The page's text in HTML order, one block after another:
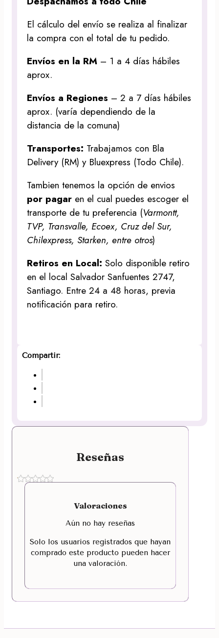
El cálculo del envío se realiza al finalizar
la compra con el total de tu pedido.
Envíos en la RM – 1 a 4 días hábiles
aprox.
Envíos a Regiones – 2 a 7 días hábiles
aprox. (varía dependiendo de la
distancia de la comuna)
Transportes: Trabajamos con Bla
Delivery (RM) y Bluexpress (Todo Chile).
Tambien tenemos la opción de envios
por pagar en el cual puedes escoger el
transporte de tu preferencia (Varmontt,
TVP, Transvalle, Ecoex, Cruz del Sur,
Chilexpress, Starken, entre otros)
Retiros en Local:Solo disponible retiro
en el local Salvador Sanfuentes 2747,
Santiago. Entre 24 a 48 horas, previa
notificación para retiro.
Compartir:
Reseñas
Valoraciones
Aún no hay reseñas
Solo los usuarios registrados que hayan
comprado este producto pueden hacer
una valoración.